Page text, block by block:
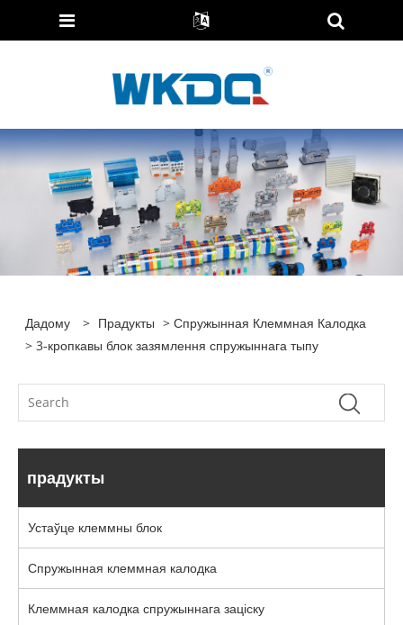
Дадому > Прадукты >Спружынная Клеммная Калодка
> 3-кропкавы блок зазямлення спружыннага тыпу
прадукты
Устаўце клеммны блок
Спружынная клеммная калодка
Клеммная калодка спружыннага заціску